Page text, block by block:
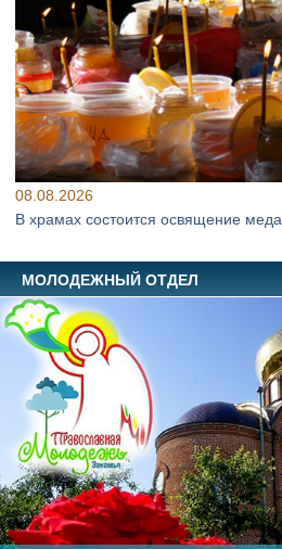
08.08.2026
В храмах состоится освящение меда
МОЛОДЕЖНЫЙ ОТДЕЛ